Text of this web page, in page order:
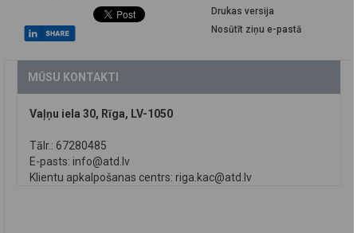
Drukas versija
Nosūtīt ziņu e-pastā
MŪSU KONTAKTI
Vaļņu iela 30, Rīga, LV-1050
Tālr.: 67280485
E-pasts: info@atd.lv
Klientu apkalpošanas centrs: riga.kac@atd.lv